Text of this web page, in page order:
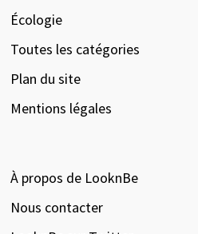
Écologie
Toutes les catégories
Plan du site
Mentions légales
À propos de LooknBe
Nous contacter